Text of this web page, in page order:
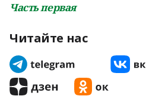
Часть первая
Читайте нас